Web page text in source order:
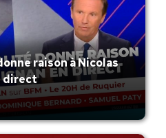
raison à Nicolas
direct